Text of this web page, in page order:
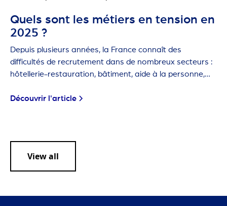
Quels sont les métiers en tension en
2025 ?
Depuis plusieurs années, la France connaît des
difficultés de recrutement dans de nombreux secteurs :
hôtellerie-restauration, bâtiment, aide à la personne,
employeurs ont de plus en plus de mal à trouver des
Découvrir l'article
View all